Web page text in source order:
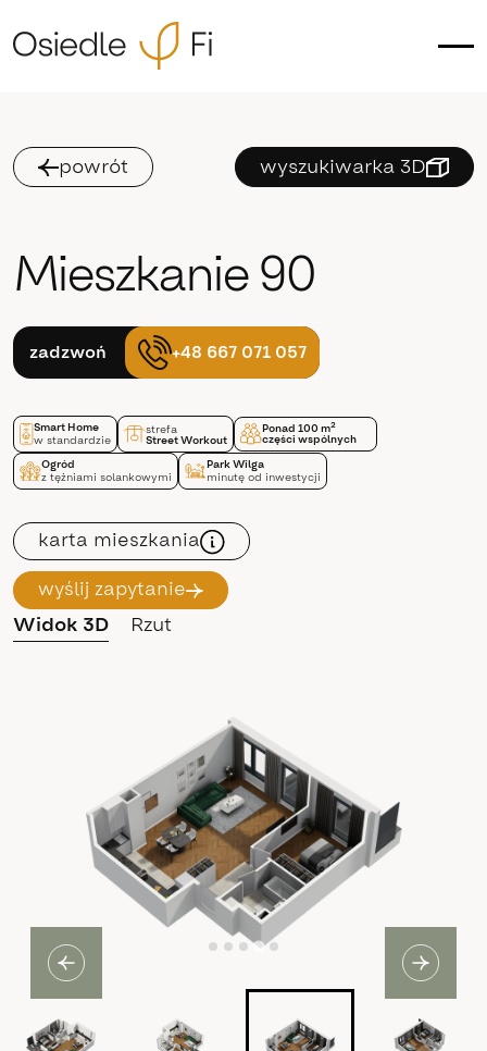
powrót wyszukiwarka 3D
Mieszkanie 90
zadzwoń +48 667 071 057
Smart Home
w standardzie
Ponad 100 m2
części wspólnych
Ogród
z tężniami solankowymi
strefa
Street Workout
Park Wilga
minutę od inwestycji
Widok 3D Rzut
karta mieszkania
wyślij zapytanie